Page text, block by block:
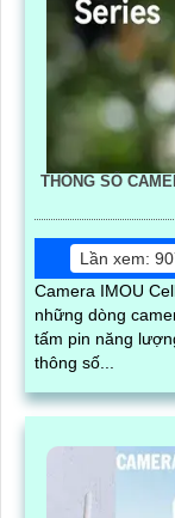
THÔNG SỐ
Lần xem:
Camera IMOU
những dòng
tấm pin năng lượng
thông số...